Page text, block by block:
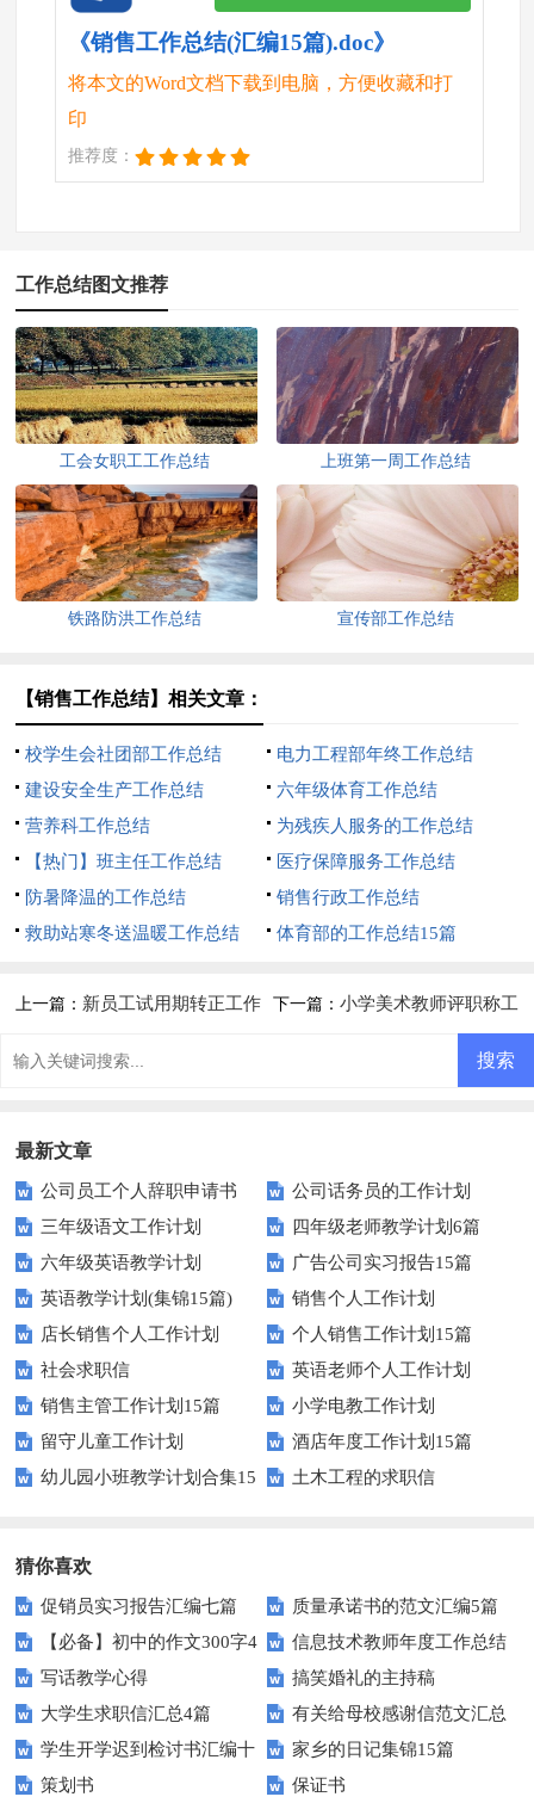
《销售工作总结(汇编15篇).doc》
将本文的Word文档下载到电脑，方便收藏和打
印
推荐度：
工作总结图文推荐
工会女职工工作总结 上班第一周工作总结
铁路防洪工作总结 宣传部工作总结
【销售工作总结】相关文章：
校学生会社团部工作总结
电力工程部年终工作总结
建设安全生产工作总结
六年级体育工作总结
营养科工作总结
为残疾人服务的工作总结
【热门】班主任工作总结
医疗保障服务工作总结
防暑降温的工作总结
销售行政工作总结
救助站寒冬送温暖工作总结
体育部的工作总结15篇
上一篇： 新员工试用期转正工作 下一篇： 小学美术教师评职称工
最新文章
公司员工个人辞职申请书
公司话务员的工作计划
三年级语文工作计划
四年级老师教学计划6篇
六年级英语教学计划
广告公司实习报告15篇
英语教学计划(集锦15篇)
销售个人工作计划
店长销售个人工作计划
个人销售工作计划15篇
社会求职信
英语老师个人工作计划
销售主管工作计划15篇
小学电教工作计划
留守儿童工作计划
酒店年度工作计划15篇
幼儿园小班教学计划合集15
土木工程的求职信
猜你喜欢
促销员实习报告汇编七篇
质量承诺书的范文汇编5篇
【必备】初中的作文300字4
篇
信息技术教师年度工作总结
写话教学心得
搞笑婚礼的主持稿
大学生求职信汇总4篇
有关给母校感谢信范文汇总
九篇
学生开学迟到检讨书汇编十
篇
家乡的日记集锦15篇
策划书
保证书